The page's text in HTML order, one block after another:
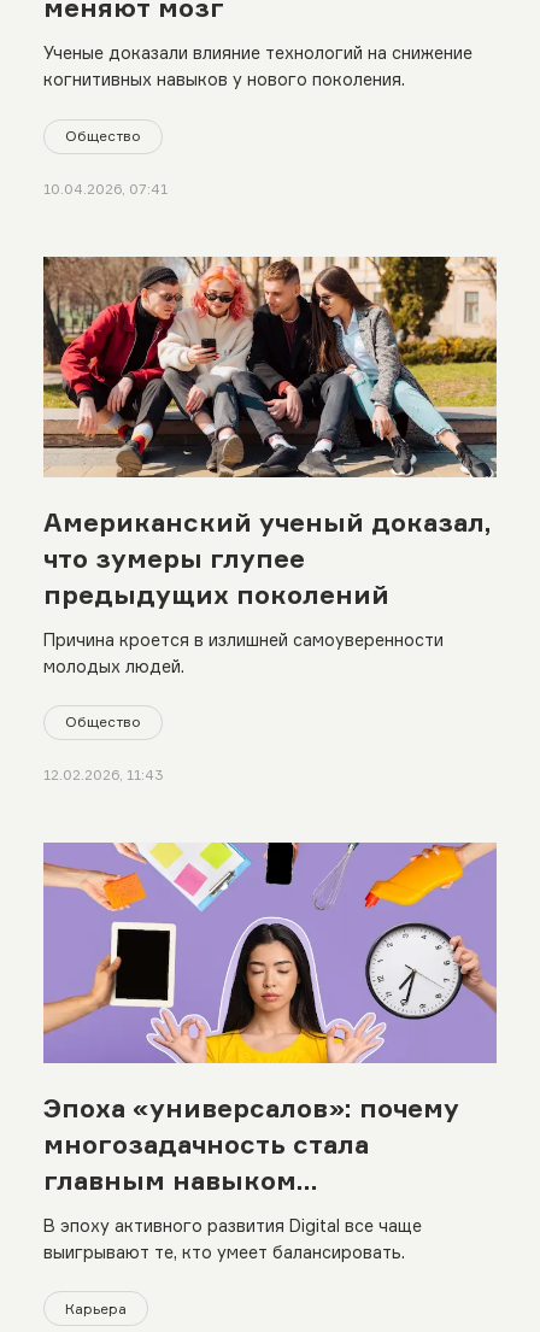
меняют мозг
Ученые доказали влияние технологий на снижение
когнитивных навыков у нового поколения.
Общество
10.04.2026, 07:41
Американский ученый доказал,
что зумеры глупее
предыдущих поколений
Причина кроется в излишней самоуверенности
молодых людей.
Общество
12.02.2026, 11:43
Эпоха «универсалов»: почему
многозадачность стала
главным навыком
современности
В эпоху активного развития Digital все чаще
выигрывают те, кто умеет балансировать.
Карьера